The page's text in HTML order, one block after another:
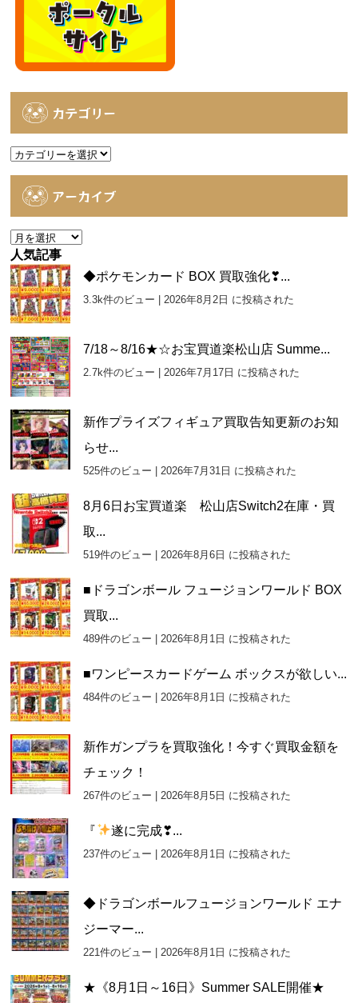
カテゴリー
カ
アーカイブ
ア
ー
カ
イ
ブ
人気記事
◆ポケモンカード BOX 買取強化❣...
3.3k件のビュー 2026年8月2日 に投稿された
7/18～8/16★☆お宝買道楽松山店 Summe...
2.7k件のビュー 2026年7月17日 に投稿された
新作プライズフィギュア買取告知更新のお知
らせ...
525件のビュー 2026年7月31日 に投稿された
8月6日お宝買道楽 松山店Switch2在庫・買
取...
519件のビュー 2026年8月6日 に投稿された
■ドラゴンボール フュージョンワールド BOX
買取...
489件のビュー 2026年8月1日 に投稿された
■ワンピースカードゲーム ボックスが欲しい...
484件のビュー 2026年8月1日 に投稿された
新作ガンプラを買取強化！今すぐ買取金額を
チェック！
267件のビュー 2026年8月5日 に投稿された
『 遂に完成❣...
237件のビュー 2026年8月1日 に投稿された
◆ドラゴンボールフュージョンワールド エナ
ジーマー...
221件のビュー 2026年8月1日 に投稿された
★《8月1日～16日》Summer SALE開催★